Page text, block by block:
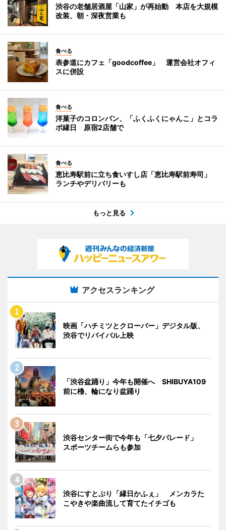
渋谷の老舗居酒屋「山家」が再始動 本店を大規模
改装、朝・深夜営業も
食べる
表参道にカフェ「goodcoffee」 運営会社オフィ
スに併設
食べる
洋菓子のコロンバン、「ふくふくにゃんこ」とコラ
ボ縁日 原宿2店舗で
食べる
恵比寿駅前に立ち食いすし店「恵比寿駅前寿司」
ランチやデリバリーも
もっと見る
アクセスランキング
映画「ハチミツとクローバー」デジタル版、
渋谷でリバイバル上映
「渋谷盆踊り」今年も開催へ SHIBUYA109
前に櫓、輪になり盆踊り
渋谷センター街で今年も「七夕パレード」
スポーツチームらも参加
渋谷にすとぷり「縁日かふぇ」 メンカラた
こやきや楽曲流して育てたイチゴも